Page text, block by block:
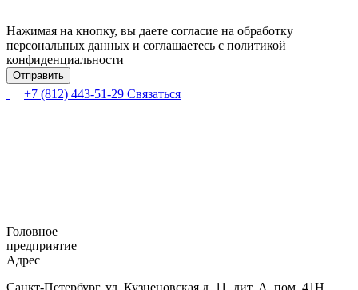
Нажимая на кнопку, вы даете согласие на обработку
персональных данных и соглашаетесь с политикой
конфиденциальности
+7 (812) 443-51-29 Связаться
Головное
предприятие
Адрес